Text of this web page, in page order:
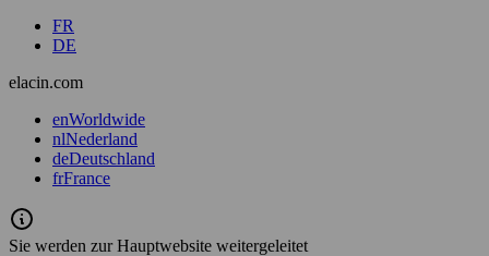
FR
DE
elacin.com
enWorldwide
nlNederland
deDeutschland
frFrance
Sie werden zur Hauptwebsite weitergeleitet